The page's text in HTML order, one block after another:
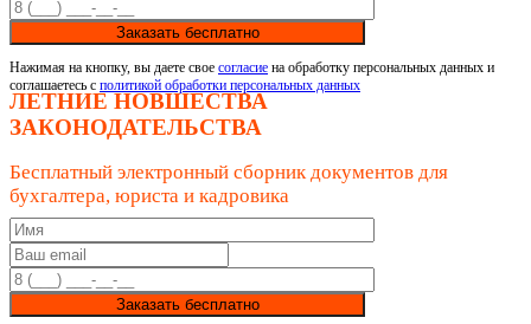
Заказать бесплатно
Нажимая на кнопку, вы даете свое согласие на обработку персональных данных и
соглашаетесь с политикой обработки персональных данных
ЛЕТНИЕ НОВШЕСТВА
ЗАКОНОДАТЕЛЬСТВА
Бесплатный электронный сборник документов для
бухгалтера, юриста и кадровика
Заказать бесплатно